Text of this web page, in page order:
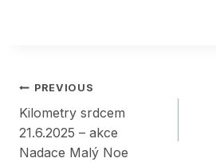
Post
navigation
PREVIOUS
Kilometry srdcem
21.6.2025 – akce
Nadace Malý Noe